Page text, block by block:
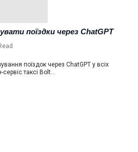
поїздки через ChatGPT
поїздок через ChatGPT у всіх
сервіс таксі Bolt…